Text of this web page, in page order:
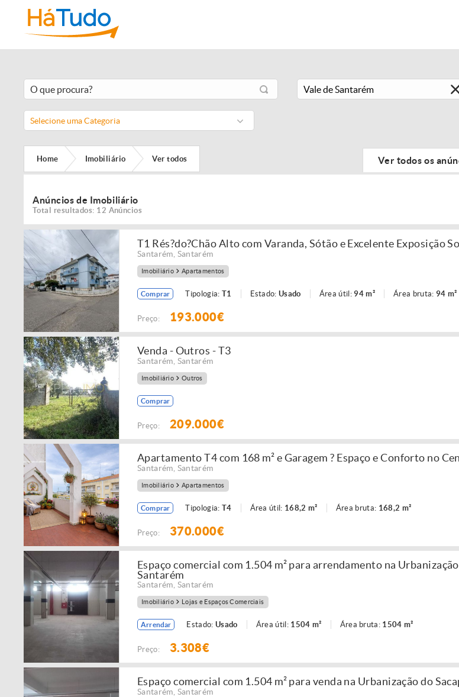
Selecione uma Categoria
Home Imobiliário Ver todos Ver todos os
Anúncios de Imobiliário
Total resultados: 12 Anúncios
T1 Rés?do?Chão Alto com Varanda, Sótão e Excelente Exposição
Santarém Santarém
Imobiliário Apartamentos
Comprar Tipologia: T1 Estado:Usado Área útil: 94 m² Área bruta: 94 m²
Preço: 193.000€
Venda - Outros - T3
Santarém Santarém
Imobiliário Outros
Comprar
Preço: 209.000€
Apartamento T4 com 168 m² e Garagem ? Espaço e Conforto no
Santarém Santarém
Imobiliário Apartamentos
Comprar Tipologia: T4 Área útil: 168,2 m² Área bruta: 168,2 m²
Preço: 370.000€
Espaço comercial com 1.504 m² para arrendamento na
Santarém
Santarém Santarém
Imobiliário Lojas e Espaços Comerciais
Arrendar Estado:Usado Área útil: 1504 m² Área bruta: 1504 m²
Preço: 3.308€
Espaço comercial com 1.504 m² para venda na Urbanização do
Santarém Santarém